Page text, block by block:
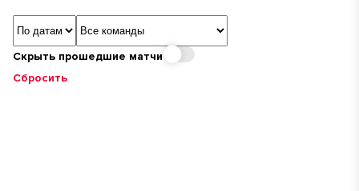
СортировкаКоманда
Скрыть прошедшие матчи
Сбросить